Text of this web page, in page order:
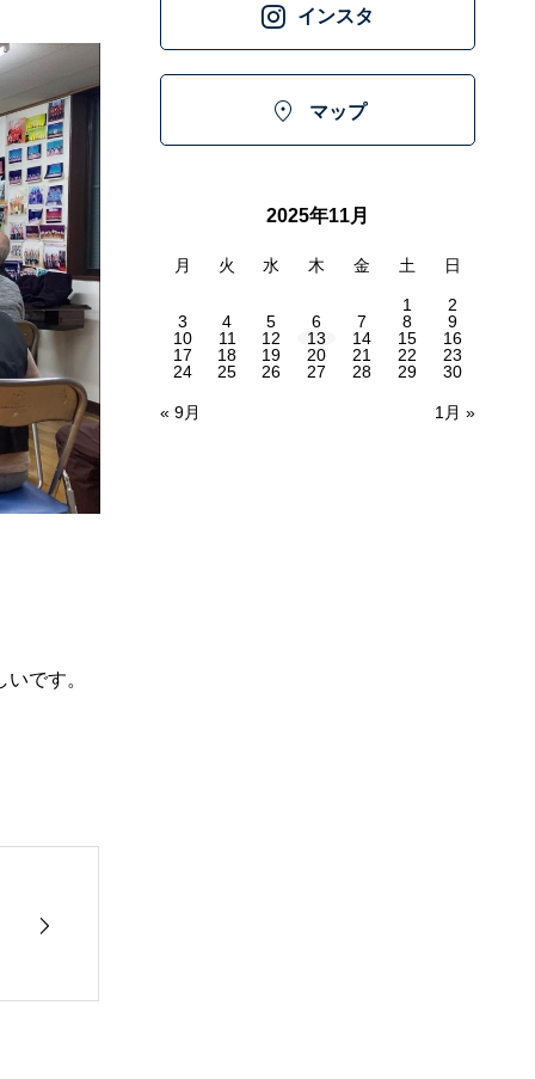
です。
 インスタ
 マップ
2025年11月
月 火 水 木 金 土 日
1
2
3
4 5 6 7 8
9
10
11 12 13 14 15
16
17
18 19 20 21 22
23
24
25 26 27 28 29 30
« 9月 1月 »